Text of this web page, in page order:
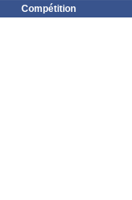
Compétition